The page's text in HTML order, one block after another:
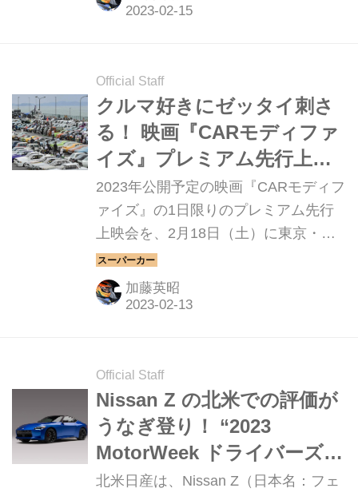
に、カスタマイズを加えた特別仕様車
ーカー希望小売価格（消費税含む）は
420万～426万500円となる。
Official Staff
クルマ好きにゼッタイ刺さ
る！ 映画『CARモディファ
イズ』プレミアム先行上映
会を渋谷・ユーロライブに
て実施
2023年公開予定の映画『CARモディフ
ァイズ』の1日限りのプレミアム先行
上映会を、2月18日（土）に東京・ユ
ーロライブ渋谷にて開催する。この作
品は、まるで自分の子どものように愛
情をもってクルマと共に生きている
車や旧車をはじめ、なかなかお目にか
かれないレアな車両が登場し、これま
でのクルマ映画にはないスペシャルな
映像もたっぷり見ることができる。
加藤英昭
Official Staff
Nissan Z の北米での評価が
うなぎ登り！ “2023
MotorWeek ドライバーズチ
ョイスアワード”で「ベスト
北米日産は、Nissan Z（日本名：フェ